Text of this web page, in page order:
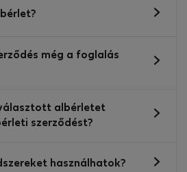
még a foglalás
albérletet
szerződést?
használhatok?